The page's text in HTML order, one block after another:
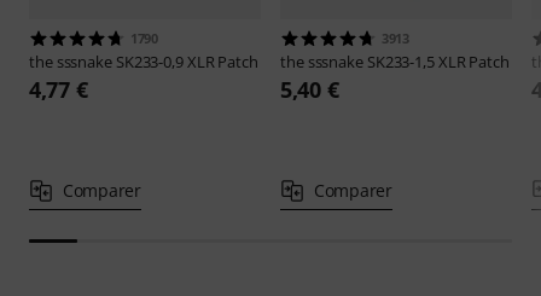
1790
the sssnake SK233-0,9 XLR Patch
4,77 €
Comparer
3913
the sssnake SK233-1,5 XLR Patch
5,40 €
Comparer